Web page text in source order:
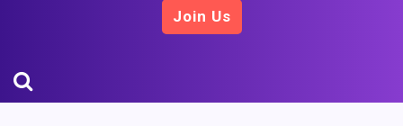
Join Us